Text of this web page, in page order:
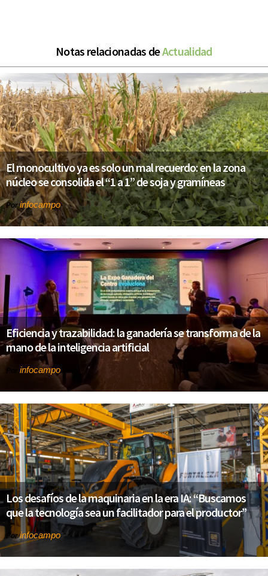
Notas relacionadas deActualidad
El monocultivo ya es solo un mal recuerdo: en la zona
núcleo se consolida el “1 a 1” de soja y gramíneas
Porinfocampo
Eficiencia y trazabilidad: la ganadería se transforma de la
mano de la inteligencia artificial
Por infocampo
Los desafíos de la maquinaria en la era IA: “Buscamos
que la tecnología sea un facilitador para el productor”
Porinfocampo